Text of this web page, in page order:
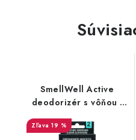
SmellWell Active
deodorizér s vôňou -
White Stripes
19 %